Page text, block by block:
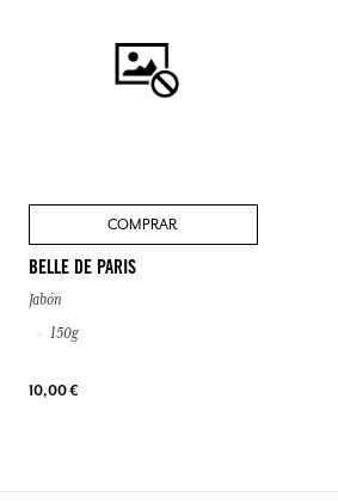
COMPRAR
BELLE DE PARIS
Jabón
150g
10,00 €